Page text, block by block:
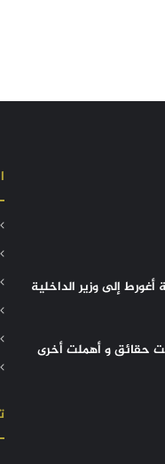
إلى وزير الداخلية
حقائق و أهملت أخرى